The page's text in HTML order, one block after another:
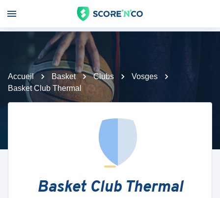
Accueil Basket Clubs
Vosges
Basket Club Thermal
Basket Club Thermal